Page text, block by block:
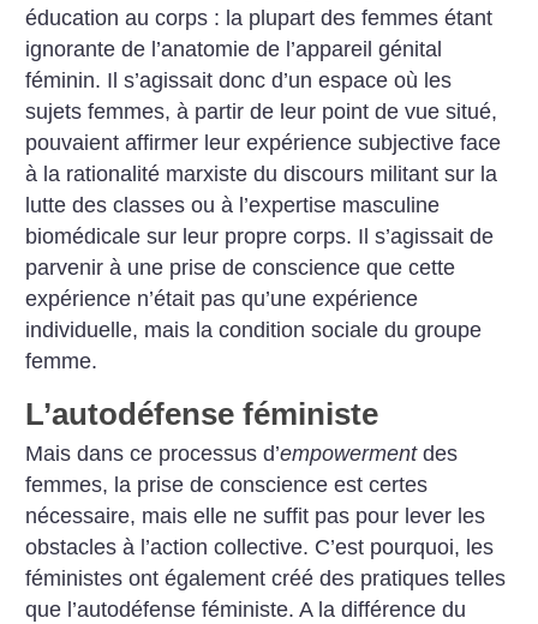
éducation au corps : la plupart des femmes étant
ignorante de l’anatomie de l’appareil génital
féminin. Il s’agissait donc d’un espace où les
sujets femmes, à partir de leur point de vue situé,
pouvaient affirmer leur expérience subjective face
à la rationalité marxiste du discours militant sur la
lutte des classes ou à l’expertise masculine
biomédicale sur leur propre corps. Il s’agissait de
parvenir à une prise de conscience que cette
expérience n’était pas qu’une expérience
individuelle, mais la condition sociale du groupe
femme.
L’autodéfense féministe
Mais dans ce processus d’empowermentdes
femmes, la prise de conscience est certes
nécessaire, mais elle ne suffit pas pour lever les
obstacles à l’action collective. C’est pourquoi, les
féministes ont également créé des pratiques telles
que l’autodéfense féministe. A la différence du